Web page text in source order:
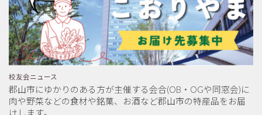
校友会ニュース
郡山市にゆかりのある方が主催する会合(OB・OGや同窓会)に
肉や野菜などの食材や銘菓、お酒など郡山市の特産品をお届
けします。